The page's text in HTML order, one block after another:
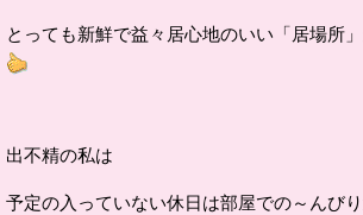
とっても新鮮で益々居心地のいい「居場所
出不精の私は
予定の入っていない休日は部屋での～んび